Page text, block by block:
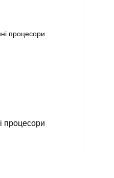
процесори